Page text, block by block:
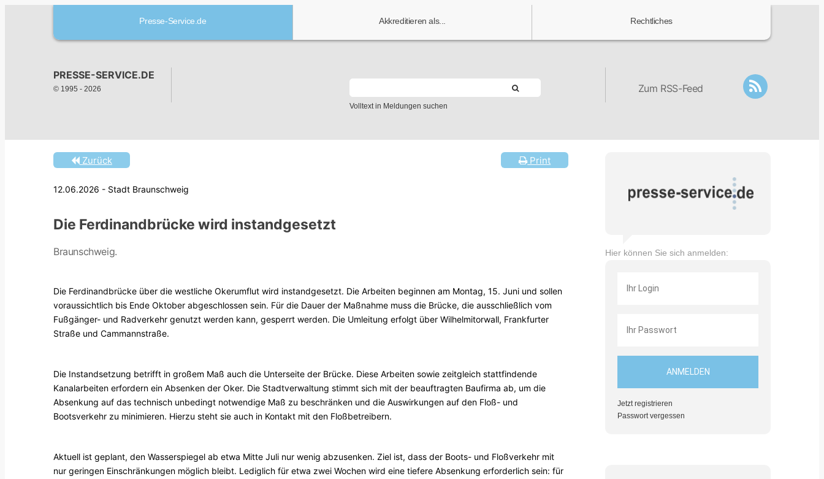
Presse-Service.de Akkreditieren als... Rechtliches
PRESSE-SERVICE.DE
© 1995 - 2026
Volltext in Meldungen suchen
Zum RSS-Feed
Print
Zurück
12.06.2026 - Stadt Braunschweig
Die Ferdinandbrücke wird instandgesetzt
Braunschweig.
Die Ferdinandbrücke über die westliche Okerumflut wird instandgesetzt. Die Arbeiten beginnen am Montag, 15. Juni und sollen
voraussichtlich bis Ende Oktober abgeschlossen sein. Für die Dauer der Maßnahme muss die Brücke, die ausschließlich vom
Fußgänger- und Radverkehr genutzt werden kann, gesperrt werden. Die Umleitung erfolgt über Wilhelmitorwall, Frankfurter
Straße und Cammannstraße.
Die Instandsetzung betrifft in großem Maß auch die Unterseite der Brücke. Diese Arbeiten sowie zeitgleich stattfindende
Kanalarbeiten erfordern ein Absenken der Oker. Die Stadtverwaltung stimmt sich mit der beauftragten Baufirma ab, um die
Absenkung auf das technisch unbedingt notwendige Maß zu beschränken und die Auswirkungen auf den Floß- und
Bootsverkehr zu minimieren. Hierzu steht sie auch in Kontakt mit den Floßbetreibern.
Aktuell ist geplant, den Wasserspiegel ab etwa Mitte Juli nur wenig abzusenken. Ziel ist, dass der Boots- und Floßverkehr mit
nur geringen Einschränkungen möglich bleibt. Lediglich für etwa zwei Wochen wird eine tiefere Absenkung erforderlich sein: für
Hier können Sie sich anmelden:
Jetzt registrieren
Passwort vergessen